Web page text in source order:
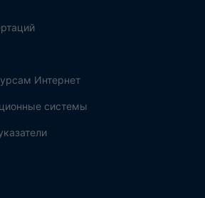
Интернет
системы